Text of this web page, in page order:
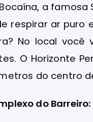
a famosa
respirar ar puro
No local você
O Horizonte
do centro
do Barreiro: